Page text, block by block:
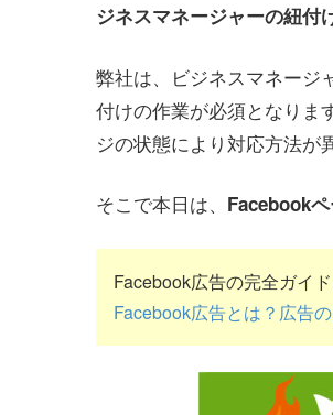
ジネスマネージャーの紐付
弊社は、ビジネスマネージ
付けの作業が必須となりま
ジの状態により対応方法が
そこで本日は、 Facebook
Facebook広告の完全ガイ
Facebook広告とは？広告